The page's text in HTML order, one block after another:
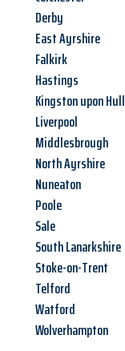
Derby
East Ayrshire
Falkirk
Hastings
Kingston upon Hull
Liverpool
Middlesbrough
North Ayrshire
Nuneaton
Poole
Sale
South Lanarkshire
Stoke-on-Trent
Telford
Watford
Wolverhampton